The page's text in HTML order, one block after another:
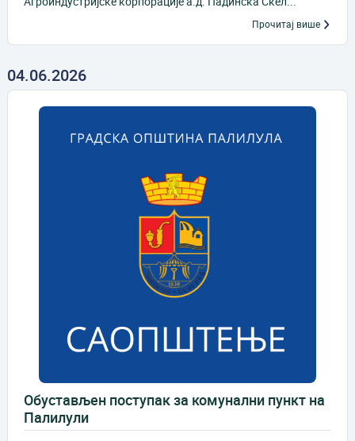
Прочитај више
04.06.2026
Обустављен поступак за комунални пункт на
Палилули